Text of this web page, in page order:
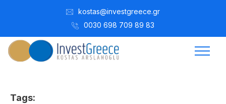
kostas@investgreece.gr
0030 698 709 89 83
Tags: